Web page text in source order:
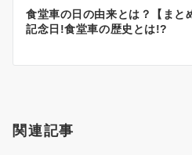
ビ
ゲ
ー
ン
食堂車の日の由来とは？【まと
記念日!食堂車の歴史とは!?
関連記事